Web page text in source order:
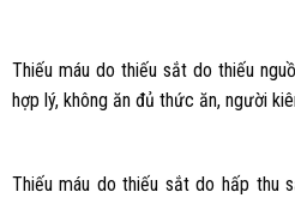
Thiếu máu do thiếu sắt do thiếu
hợp lý, không ăn đủ thức ăn, người
Thiếu máu do thiếu sắt do hấp thu